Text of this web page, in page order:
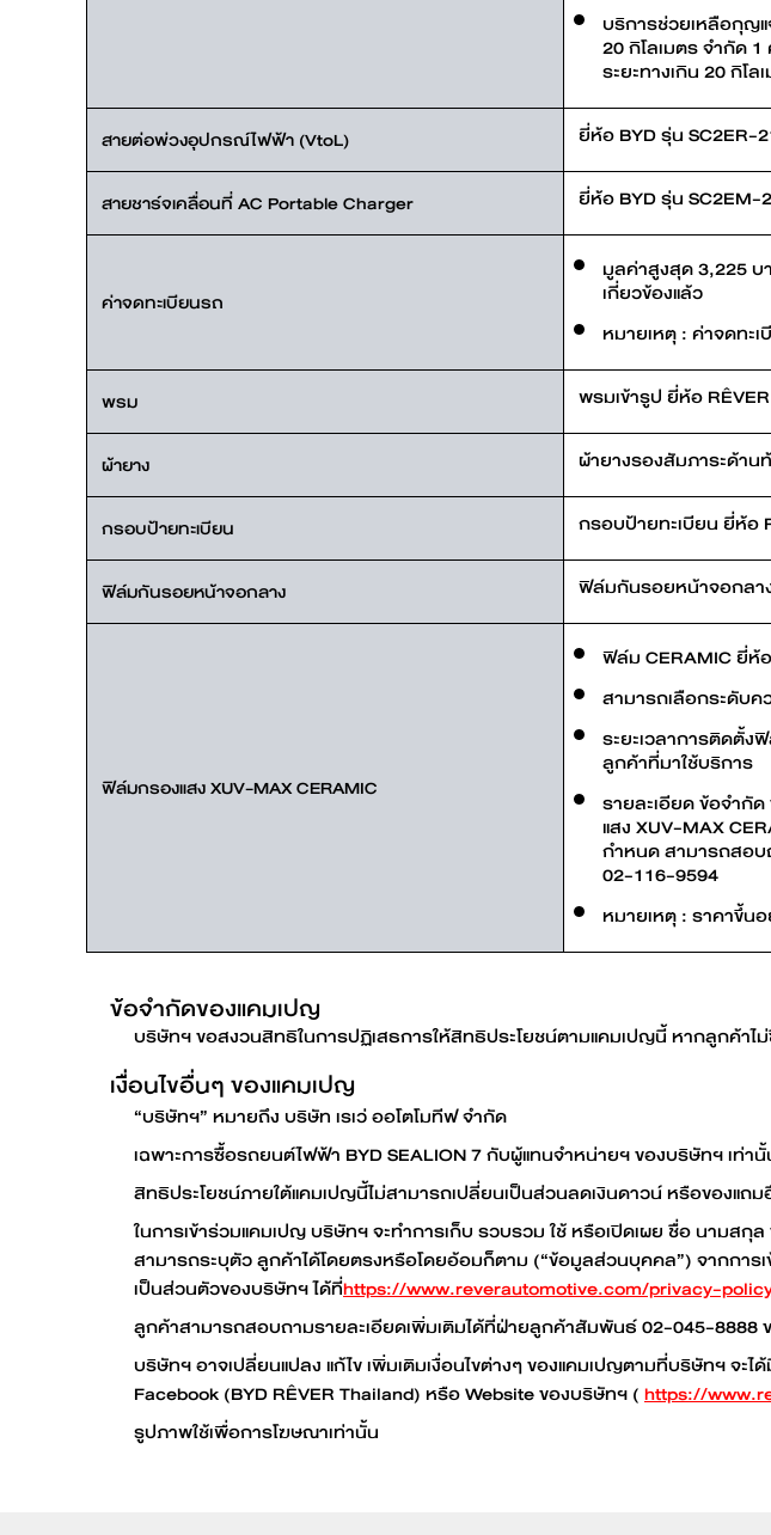
บริการช่วยเหลือกุญ
20 กิโลเมตร จำกัด
ระยะทางเกิน 20 กิโ
สายต่อพ่วงอุปกรณ์ไฟฟ้า (VtoL) ยี่ห้อ BYD รุ่น SC2ER-
สายชาร์จเคลื่อนที่ AC Portable Charger ยี่ห้อ BYD รุ่น SC2EM-
ค่าจดทะเบียนรถ
มูลค่าสูงสุด 3,225 บ
เกี่ยวข้องแล้ว
หมายเหตุ : ค่าจดทะ
พรม พรมเข้ารูป ยี่ห้อ
ผ้ายาง ผ้ายางรองสัมภาระด้าน
กรอบป้ายทะเบียน กรอบป้ายทะเบียน ยี่ห้อ
ฟิล์มกันรอยหน้าจอกลาง ฟิล์มกันรอยหน้าจอกลา
ฟิล์มกรองแสง XUV-MAX CERAMIC
ฟิล์ม CERAMIC ยี่ห้
สามารถเลือกระดับค
ระยะเวลาการติดตั้
ลูกค้าที่มาใช้บริการ
รายละเอียด ข้อจำกั
แสง XUV-MAX
กำหนด สามารถสอบ
02-116-9594
หมายเหตุ : ราคาขึ้น
ข้อจำกัดของแคมเปญ
บริษัทฯ ขอสงวนสิทธิในการปฏิเสธการให้สิทธิประโยชน์ตามแคมเปญนี้ หากลูกค้าไ
เงื่อนไขอื่นๆ ของแคมเปญ
“บริษัทฯ” หมายถึง บริษัท เรเว่ ออโตโมทีฟ จำกัด
เฉพาะการซื้อรถยนต์ไฟฟ้า BYD SEALION 7 กับผู้แทนจำหน่ายฯ ของบริษัทฯ เท่า
สิทธิประโยชน์ภายใต้แคมเปญนี้ไม่สามารถเปลี่ยนเป็นส่วนลดเงินดาวน์ หรือของแถม
ในการเข้าร่วมแคมเปญ บริษัทฯ จะทำการเก็บ รวบรวม ใช้ หรือเปิดเผย ชื่อ นามส
สามารถระบุตัว ลูกค้าได้โดยตรงหรือโดยอ้อมก็ตาม (“ข้อมูลส่วนบุคคล”) จากกา
เป็นส่วนตัวของบริษัทฯ ได้ที่https://www.reverautomotive.com/privacy-
ลูกค้าสามารถสอบถามรายละเอียดเพิ่มเติมได้ที่ฝ่ายลูกค้าสัมพันธ์ 02-045-8888
บริษัทฯ อาจเปลี่ยนแปลง แก้ไข เพิ่มเติมเงื่อนไขต่างๆ ของแคมเปญตามที่บริษัทฯ จ
Facebook (BYD RÊVER Thailand) หรือ Website ของบริษัทฯ (https://
รูปภาพใช้เพื่อการโฆษณาเท่านั้น